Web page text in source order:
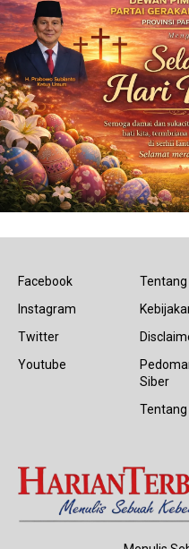
Facebook
Instagram
Twitter
Youtube
Tentang
Siber
Tentang